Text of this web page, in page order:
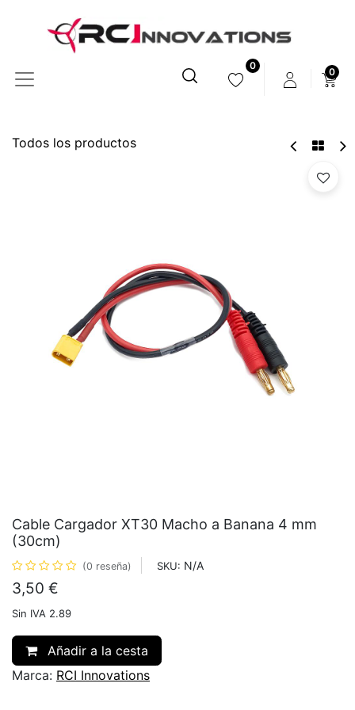
0
0
Todos los productos
Cable Cargador XT30 Macho a Banana 4 mm
(30cm)
(0 reseña) SKU: N/A
3,50 €
Sin IVA 2.89
Añadir a la cesta
Marca: RCI Innovations